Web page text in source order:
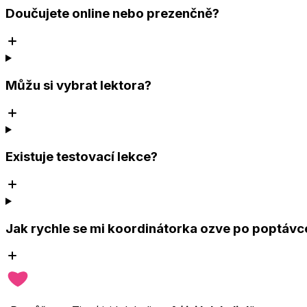
Doučujete online nebo prezenčně?
Můžu si vybrat lektora?
Existuje testovací lekce?
Jak rychle se mi koordinátorka ozve po